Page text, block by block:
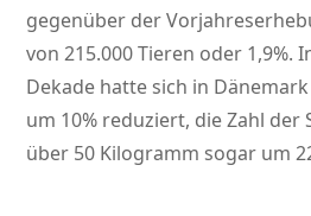
gegenüber der
von 215.000 Tieren oder 1,9%.
Dekade hatte sich in
um 10% reduziert, die Zahl der
über 50 Kilogramm sogar um